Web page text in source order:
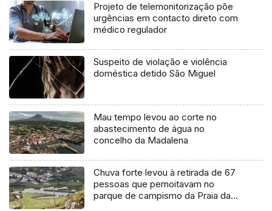
Projeto de telemonitorização põe
urgências em contacto direto com
médico regulador
Suspeito de violação e violência
doméstica detido São Miguel
Mau tempo levou ao corte no
abastecimento de água no
concelho da Madalena
Chuva forte levou à retirada de 67
pessoas que pernoitavam no
parque de campismo da Praia da